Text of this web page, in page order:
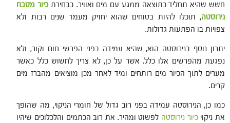
חשש שהיא תחליד כתוצאה ממגע עם מים ואוויר. בבחירתכיור מטבח
נירוסטה, תוכלו להיות בטוחים שהוא יחזיק מעמד שנים רבות ולא
צפויות בו הפתעות גדולות.
יתרון נוסף בנירוסטה הוא, שהיא עמידה בפני הפרשי חום וקור, ולא
נפגעת מהפרשים אלו כלל. אשר על כן, לא צריך לחשוש כלל כאשר
מערים לתוך הכיור מים רותחים ומיד לאחר מכן מוציאים מהברז מים
קרים.
כמו כן, הנירוסטה עמידה בפני רוב גדול של חומרי הניקוי, מה שהופך
את ניקויכיור נירוסטה לפשוט ומהיר. את רוב הכתמים והלכלוכים שיהיו